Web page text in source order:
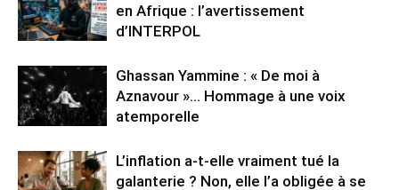
en Afrique : l’avertissement
d’INTERPOL
Ghassan Yammine : « De moi à
Aznavour »… Hommage à une voix
atemporelle
L’inflation a-t-elle vraiment tué la
galanterie ? Non, elle l’a obligée à se